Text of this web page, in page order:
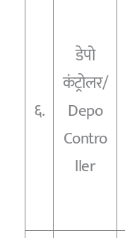
६.
डेपो
कंट्रोलर/
Depo
Contro
ller